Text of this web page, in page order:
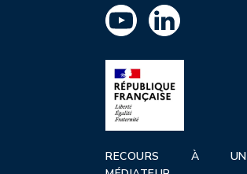
RECOURS À UN